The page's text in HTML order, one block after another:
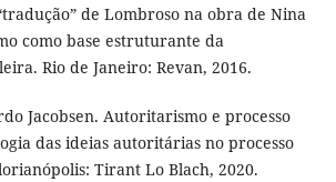
de Lombroso na obra de Nina
como base estruturante da
Rio de Janeiro: Revan, 2016.
Jacobsen. Autoritarismo e processo
das ideias autoritárias no processo
Tirant Lo Blach, 2020.